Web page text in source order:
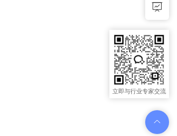
立即与行业专家交流